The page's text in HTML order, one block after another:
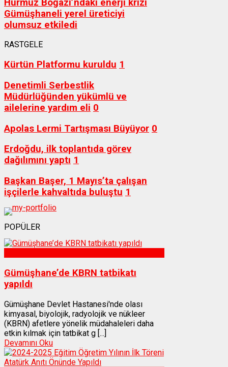
Hürmüz Boğazı’ndaki enerji krizi
Gümüşhaneli yerel üreticiyi
olumsuz etkiledi
RASTGELE
Kürtün Platformu kuruldu 1
Denetimli Serbestlik
Müdürlüğünden yükümlü ve
ailelerine yardım eli 0
Apolas Lermi Tartışması Büyüyor 0
Erdoğdu, ilk toplantıda görev
dağılımını yaptı 1
Başkan Başer, 1 Mayıs’ta çalışan
işçilerle kahvaltıda buluştu 1
POPÜLER
Gümüşhane’de KBRN tatbikatı
yapıldı
Gümüşhane Devlet Hastanesi'nde olası
kimyasal, biyolojik, radyolojik ve nükleer
(KBRN) afetlere yönelik müdahaleleri daha
etkin kılmak için tatbikat g [...]
Devamını Oku